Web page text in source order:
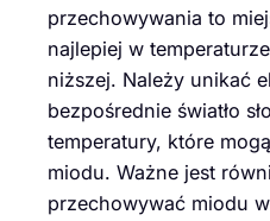
przechowywania to
najlepiej w
niższej. Należy unikać
bezpośrednie światło
temperatury, które
miodu. Ważne jest
przechowywać miodu